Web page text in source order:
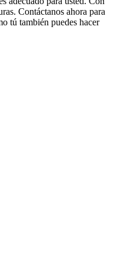
Contáctanos ahora para
tú también puedes hacer